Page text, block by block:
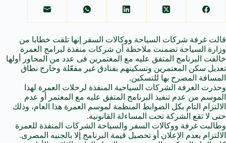
قالت غرفة شركات السياحة ووكالات السفر إنها تلقت خطابا من
وزارة السیاحة تضمنت ملاحظة أن شركات منفذة لبرامج العمرة
خالفت البرنامج المتفق عليه مع المعتمرين فى عدد من المحاور أولها
تعدیل سكن المعتمرين وتسكينهم بفنادق غير مفعّلة وخارج نطاق
المسافة المصرح بها للتسكين.
وحذرت الغرفة الشركات السياحية المنفذة لرحلات العمرة لهذا
الموسم من عدم تنفيذ البرنامج المتفق عليه مع المعتمر أو عدم
الالتزام التام بكل الضوابط المنظمة لموسم العمرة هذا العام، وذلك
حتى لا تقع الشركة تحت المساءلة القانونية.
وطالبت غرفة ووكالات السفر والسياحة الشركات المنفذة للعمرة
الالتزام بعدم الإعلان أو تحصيل قيمة البرنامج إلا بالجنيه المصرى.